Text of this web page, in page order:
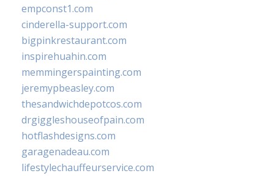
empconst1.com
cinderella-support.com
bigpinkrestaurant.com
inspirehuahin.com
memmingerspainting.com
jeremypbeasley.com
thesandwichdepotcos.com
drgiggleshouseofpain.com
hotflashdesigns.com
garagenadeau.com
lifestylechauffeurservice.com